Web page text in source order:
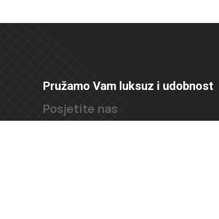
Pružamo Vam luksuz i udobnost
Posjetite nas